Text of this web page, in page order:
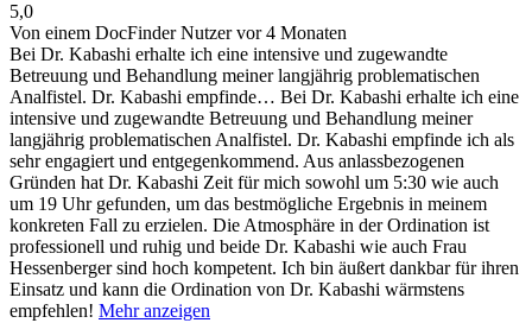
5,0
Von einem DocFinder Nutzervor 4 Monaten
Bei Dr. Kabashi erhalte ich eine intensive und zugewandte
Betreuung und Behandlung meiner langjährig problematischen
Analfistel. Dr. Kabashi empfinde… Bei Dr. Kabashi erhalte ich eine
intensive und zugewandte Betreuung und Behandlung meiner
langjährig problematischen Analfistel. Dr. Kabashi empfinde ich als
sehr engagiert und entgegenkommend. Aus anlassbezogenen
Gründen hat Dr. Kabashi Zeit für mich sowohl um 5:30 wie auch
um 19 Uhr gefunden, um das bestmögliche Ergebnis in meinem
konkreten Fall zu erzielen. Die Atmosphäre in der Ordination ist
professionell und ruhig und beide Dr. Kabashi wie auch Frau
Hessenberger sind hoch kompetent. Ich bin äußert dankbar für ihren
Einsatz und kann die Ordination von Dr. Kabashi wärmstens
empfehlen! Mehr anzeigen